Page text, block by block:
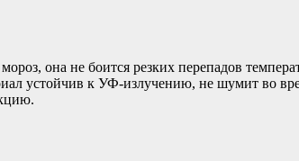
она не боится резких перепадов
устойчив к УФ-излучению, не шумит во